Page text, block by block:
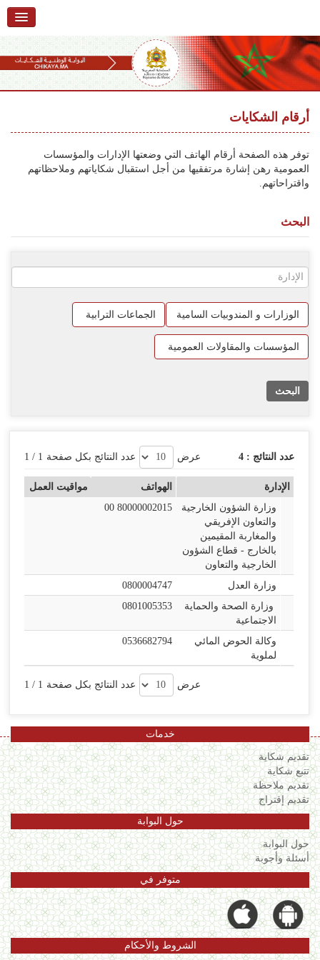
الرئيسية
حول البوابة
تقديم شكاية
تتبع شكاية
تقديم ملاحظة
أسئلة وأجوبة
إحصائيات
اللغة
Français
العربية
navigation
content
أرقام الشكايات
توفر هذه الصفحة أرقام الهاتف التي وضعتها الإدارات والمؤسسات
العمومية رهن إشارة مرتفقيها من أجل استقبال شكاياتهم وملاحظاتهم
واقتراحاتهم.
البحث
الوزارات و المندوبيات السامية الجماعات الترابية
المؤسسات والمقاولات العمومية
البحث
عدد النتائج : 4 عرض عدد النتائج بكل صفحة 1
/
1
الإدارة الهواتف
مواقيت العمل
وزارة الشؤون الخارجية
والتعاون الإفريقي
والمغاربة المقيمين
بالخارج - قطاع الشؤون
الخارجية والتعاون
00 80000002015
وزارة العدل
0800004747
وزارة الصحة والحماية
الاجتماعية
0801005353
وكالة الحوض المائي
لملوية
0536682794
عرض عدد النتائج بكل صفحة 1
/
1
خدمات
تقديم شكاية
تتبع شكاية
تقديم ملاحظة
تقديم إقتراح
حول البوابة
حول البوابة
أسئلة وأجوبة
متوفر في
الشروط والأحكام